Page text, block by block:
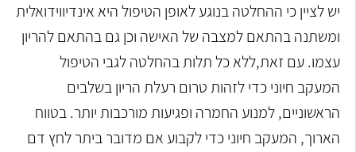
יש לציין כי ההחלטה בנוגע לאופן הטיפול היא אינדיווידואלית
ומשתנה בהתאם למצבה של האישה וכן גם בהתאם להריון
עצמו. עם זאת,ללא כל תלות בהחלטה לגבי הטיפול
המעקב חיוני כדי לזהות טרום רעלת הריון בשלבים
הראשוניים, למנוע החמרה ופגיעות מורכבות יותר. בטווח
הארוך, המעקב חיוני כדי לקבוע אם מדובר ביתר לחץ דם